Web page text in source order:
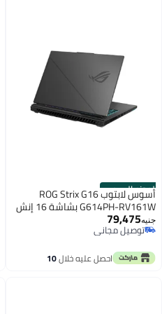
الموزع الرسمي أسوس لابتوب ROG Strix G16
G614PH-RV161W بشاشة 16 إنش
جنيه79,475
توصيل مجاني
توصيل مجاني
احصل عليه خلال10